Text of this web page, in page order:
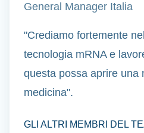
General Manager Italia
"Crediamo fortemente
tecnologia mRNA e
questa possa aprire una
medicina".
GLI ALTRI MEMBRI DEL